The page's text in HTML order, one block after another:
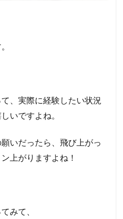
、実際に経験したい状況
いですよね。
いだったら、飛び上がっ
上がりますよね！
みて、